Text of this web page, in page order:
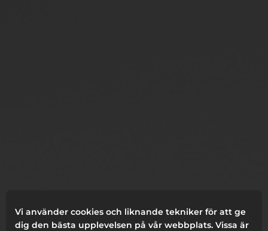
Vi använder cookies och liknande tekniker för att ge
dig den bästa upplevelsen på vår webbplats. Vissa är